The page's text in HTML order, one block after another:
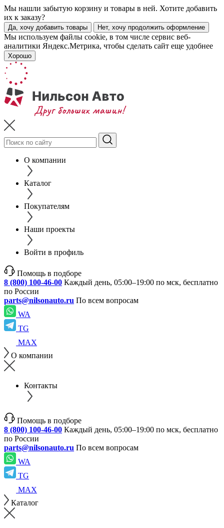
Мы нашли забытую корзину и товары в ней. Хотите добавить
их к заказу?
Да, хочу добавить товары Нет, хочу продолжить оформление
Мы используем файлы cookie, в том числе сервис веб-
аналитики Яндекс.Метрика, чтобы сделать сайт еще удобнее
Хорошо
О компании
Каталог
Покупателям
Наши проекты
Войти в профиль
Помощь в подборе
8 (800) 100-46-00 Каждый день, 05:00–19:00 по мск, бесплатно
по России
parts@nilsonauto.ru По всем вопросам
WA
TG
MAX
О компании
Контакты
Помощь в подборе
8 (800) 100-46-00 Каждый день, 05:00–19:00 по мск, бесплатно
по России
parts@nilsonauto.ru По всем вопросам
WA
TG
MAX
Каталог